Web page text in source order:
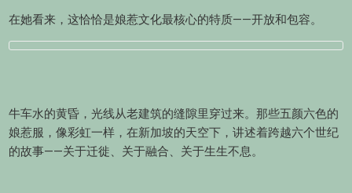
在她看来，这恰恰是娘惹文化最核心的特质——开放和包容。
牛车水的黄昏，光线从老建筑的缝隙里穿过来。那些五颜六色的
娘惹服，像彩虹一样，在新加坡的天空下，讲述着跨越六个世纪
的故事——关于迁徙、关于融合、关于生生不息。